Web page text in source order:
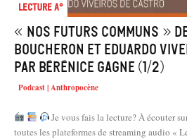
Lecture A°
« Nos futurs communs »
Boucheron et Eduardo
par Bérénice Gagne (1/2)
Podcast | Anthropocène
Je vous fais la lecture? À écouter sur notre site Internet et sur
toutes les plateformes de streaming audio «